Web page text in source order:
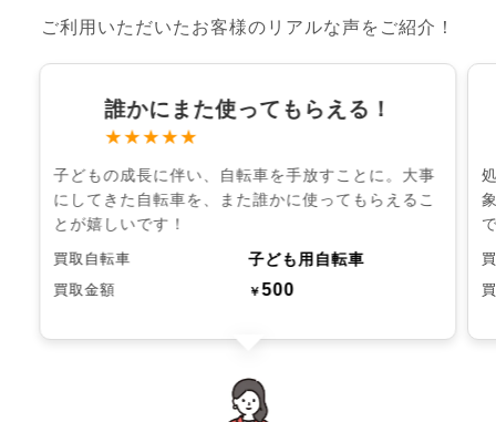
ご利用いただいたお客様のリアルな声をご紹介！
誰かにまた使ってもらえる！
★★★★★
子どもの成長に伴い、自転車を手放すことに。大事
にしてきた自転車を、また誰かに使ってもらえるこ
とが嬉しいです！
買取自転車 子ども用自転車
買取金額 ￥500
chevron_left chevron_right